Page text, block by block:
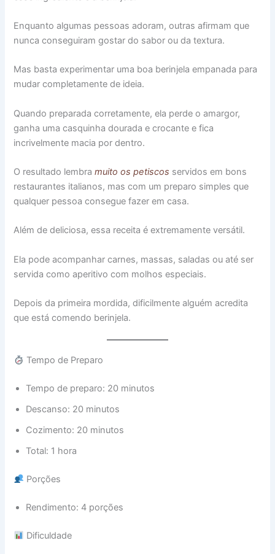
Enquanto algumas pessoas adoram, outras afirmam que
nunca conseguiram gostar do sabor ou da textura.
Mas basta experimentar uma boa berinjela empanada para
mudar completamente de ideia.
Quando preparada corretamente, ela perde o amargor,
ganha uma casquinha dourada e crocante e fica
incrivelmente macia por dentro.
O resultado lembramuito os petiscos servidos em bons
restaurantes italianos, mas com um preparo simples que
qualquer pessoa consegue fazer em casa.
Além de deliciosa, essa receita é extremamente versátil.
Ela pode acompanhar carnes, massas, saladas ou até ser
servida como aperitivo com molhos especiais.
Depois da primeira mordida, dificilmente alguém acredita
que está comendo berinjela.
Tempo de Preparo
Tempo de preparo: 20 minutos
Descanso: 20 minutos
Cozimento: 20 minutos
Total: 1 hora
Porções
Rendimento: 4 porções
Dificuldade